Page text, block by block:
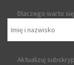
Dlaczego warto
Aktualizuj